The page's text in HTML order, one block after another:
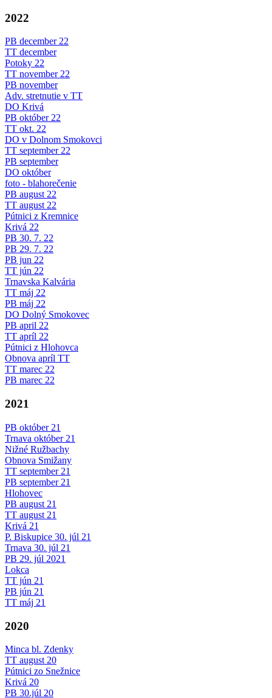
2022
PB december 22
TT december
Potoky 22
TT november 22
PB november
Adv. stretnutie v TT
DO Krivá
PB október 22
TT okt. 22
DO v Dolnom Smokovci
TT september 22
PB september
DO október
foto - blahorečenie
PB august 22
TT august 22
Pútnici z Kremnice
Krivá 22
PB 30. 7. 22
PB 29. 7. 22
PB jun 22
TT jún 22
Trnavska Kalvária
TT máj 22
PB máj 22
DO Dolný Smokovec
PB april 22
TT apríl 22
Pútnici z Hlohovca
Obnova apríl TT
TT marec 22
PB marec 22
2021
PB október 21
Trnava október 21
Nižné Ružbachy
Obnova Smižany
TT september 21
PB september 21
Hlohovec
PB august 21
TT august 21
Krivá 21
P. Biskupice 30. júl 21
Trnava 30. júl 21
PB 29. júl 2021
Lokca
TT jún 21
PB jún 21
TT máj 21
2020
Minca bl. Zdenky
TT august 20
Pútnici zo Snežnice
Krivá 20
PB 30.júl 20